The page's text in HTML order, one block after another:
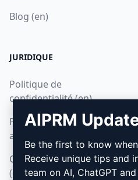
Blog (en)
JURIDIQUE
Politique de
confidentialité (en)
Politique d'utilisation
acceptable (en)
Conditions d'utilisation
(en)
AIPRM
Be the first to know
Receive unique tips and
team on AI, ChatGPT